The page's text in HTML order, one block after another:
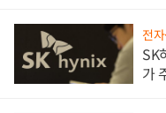
전
SK
가